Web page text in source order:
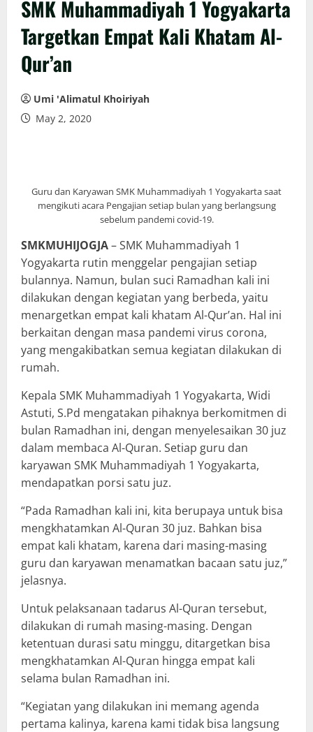
SMK Muhammadiyah 1 Yogyakarta
Targetkan Empat Kali Khatam Al-
Qur’an
Umi 'Alimatul Khoiriyah
May 2, 2020
Guru dan Karyawan SMK Muhammadiyah 1 Yogyakarta saat
mengikuti acara Pengajian setiap bulan yang berlangsung
sebelum pandemi covid-19.
SMKMUHIJOGJA– SMK Muhammadiyah 1
Yogyakarta rutin menggelar pengajian setiap
bulannya. Namun, bulan suci Ramadhan kali ini
dilakukan dengan kegiatan yang berbeda, yaitu
menargetkan empat kali khatam Al-Qur’an. Hal ini
berkaitan dengan masa pandemi virus corona,
yang mengakibatkan semua kegiatan dilakukan di
rumah.
Kepala SMK Muhammadiyah 1 Yogyakarta, Widi
Astuti, S.Pd mengatakan pihaknya berkomitmen di
bulan Ramadhan ini, dengan menyelesaikan 30 juz
dalam membaca Al-Quran. Setiap guru dan
karyawan SMK Muhammadiyah 1 Yogyakarta,
mendapatkan porsi satu juz.
“Pada Ramadhan kali ini, kita berupaya untuk bisa
mengkhatamkan Al-Quran 30 juz. Bahkan bisa
empat kali khatam, karena dari masing-masing
guru dan karyawan menamatkan bacaan satu juz,”
jelasnya.
Untuk pelaksanaan tadarus Al-Quran tersebut,
dilakukan di rumah masing-masing. Dengan
ketentuan durasi satu minggu, ditargetkan bisa
mengkhatamkan Al-Quran hingga empat kali
selama bulan Ramadhan ini.
“Kegiatan yang dilakukan ini memang agenda
pertama kalinya, karena kami tidak bisa langsung